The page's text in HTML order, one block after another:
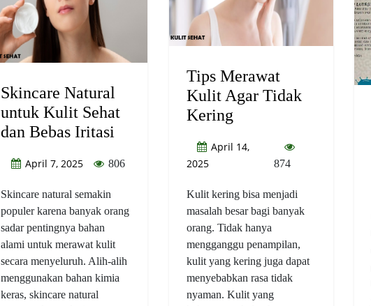
Tips Merawat
Kulit Agar Tidak
Kering
April 14,
2025
874
Kulit kering bisa menjadi
masalah besar bagi banyak
orang. Tidak hanya
mengganggu penampilan,
kulit yang kering juga dapat
menyebabkan rasa tidak
nyaman. Kulit yang
Skincare Natural
untuk Kulit Sehat
dan Bebas Iritasi
April 7, 2025 806
Skincare natural semakin
populer karena banyak orang
sadar pentingnya bahan
alami untuk merawat kulit
secara menyeluruh. Alih-alih
menggunakan bahan kimia
keras, skincare natural